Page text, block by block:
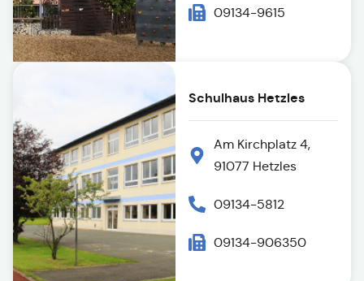
09134-9615
Schulhaus Hetzles
Am Kirchplatz 4,
91077 Hetzles
09134-5812
09134-906350